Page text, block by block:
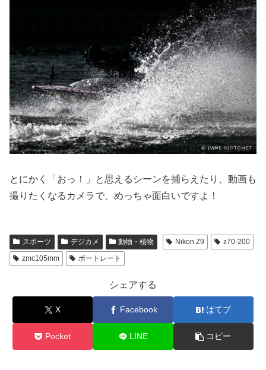
とにかく「おっ！」と思えるシーンを捕らえたり、動画も
撮りたくなるカメラで、めっちゃ面白いですよ！
スポーツ デジカメ 動物・植物 Nikon Z9
z70-200
zmc105mm
ボートレート
シェアする
X Facebook はてブ
Pocket LINE コピー